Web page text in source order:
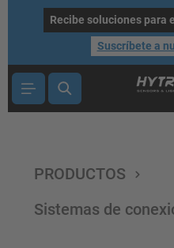
principal
Recibe soluciones para
Suscríbete a
PRODUCTOS
Sistemas de